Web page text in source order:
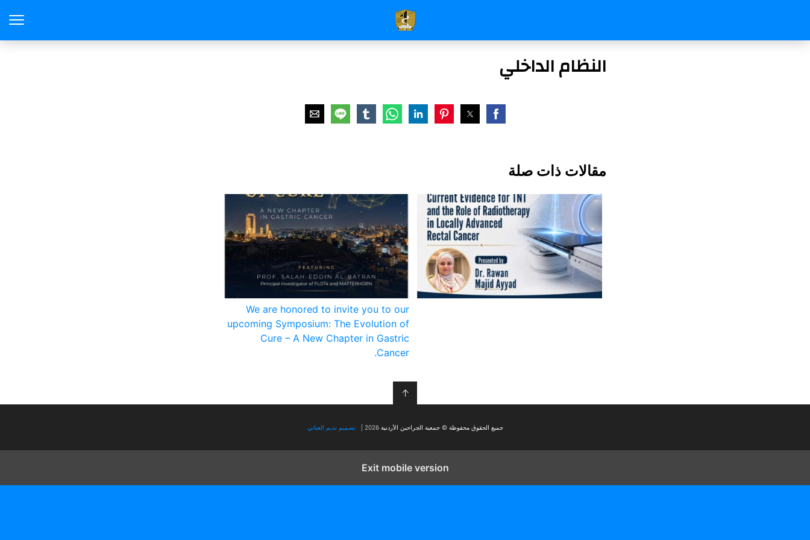
النظام الداخلي
مقالات ذات صلة
We are honored to invite you to our
upcoming Symposium: The Evolution of
Cure – A New Chapter in Gastric
Cancer.
↑
جميع الحقوق محفوظة © جمعية الجراحين الأردنية 2026 | تصميم نديم العناني
Exit mobile version